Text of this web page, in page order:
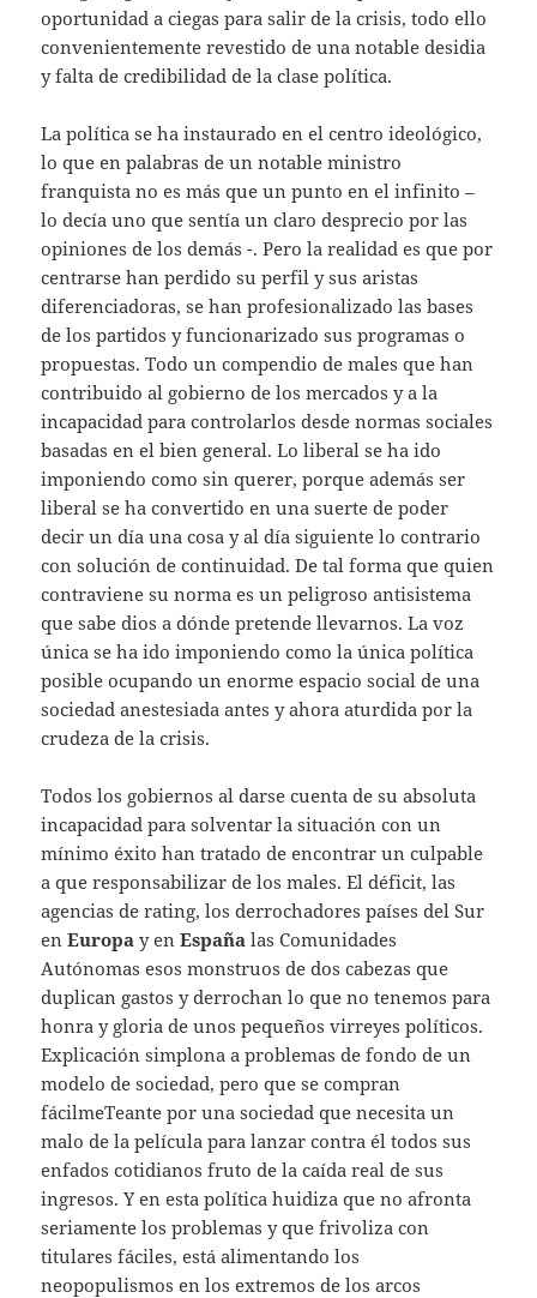
oportunidad a ciegas para salir de la crisis, todo ello
convenientemente revestido de una notable desidia
y falta de credibilidad de la clase política.
La política se ha instaurado en el centro ideológico,
lo que en palabras de un notable ministro
franquista no es más que un punto en el infinito –
lo decía uno que sentía un claro desprecio por las
opiniones de los demás -. Pero la realidad es que por
centrarse han perdido su perfil y sus aristas
diferenciadoras, se han profesionalizado las bases
de los partidos y funcionarizado sus programas o
propuestas. Todo un compendio de males que han
contribuido al gobierno de los mercados y a la
incapacidad para controlarlos desde normas sociales
basadas en el bien general. Lo liberal se ha ido
imponiendo como sin querer, porque además ser
liberal se ha convertido en una suerte de poder
decir un día una cosa y al día siguiente lo contrario
con solución de continuidad. De tal forma que quien
contraviene su norma es un peligroso antisistema
que sabe dios a dónde pretende llevarnos. La voz
única se ha ido imponiendo como la única política
posible ocupando un enorme espacio social de una
sociedad anestesiada antes y ahora aturdida por la
crudeza de la crisis.
Todos los gobiernos al darse cuenta de su absoluta
incapacidad para solventar la situación con un
mínimo éxito han tratado de encontrar un culpable
a que responsabilizar de los males. El déficit, las
agencias de rating, los derrochadores países del Sur
enEuropa y enEspaña las Comunidades
Autónomas esos monstruos de dos cabezas que
duplican gastos y derrochan lo que no tenemos para
honra y gloria de unos pequeños virreyes políticos.
Explicación simplona a problemas de fondo de un
modelo de sociedad, pero que se compran
fácilmeTeante por una sociedad que necesita un
malo de la película para lanzar contra él todos sus
enfados cotidianos fruto de la caída real de sus
ingresos. Y en esta política huidiza que no afronta
seriamente los problemas y que frivoliza con
titulares fáciles, está alimentando los
neopopulismos en los extremos de los arcos